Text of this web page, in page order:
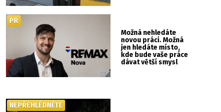
Možná nehledáte
novou práci. Možná
jen hledáte místo,
kde bude vaše práce
dávat větší smysl
PR
NEPŘEHLÉDNĚTE